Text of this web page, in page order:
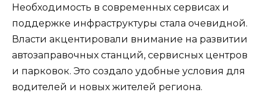
Необходимость в современных сервисах и
поддержке инфраструктуры стала очевидной.
Власти акцентировали внимание на развитии
автозаправочных станций, сервисных центров
и парковок. Это создало удобные условия для
водителей и новых жителей региона.